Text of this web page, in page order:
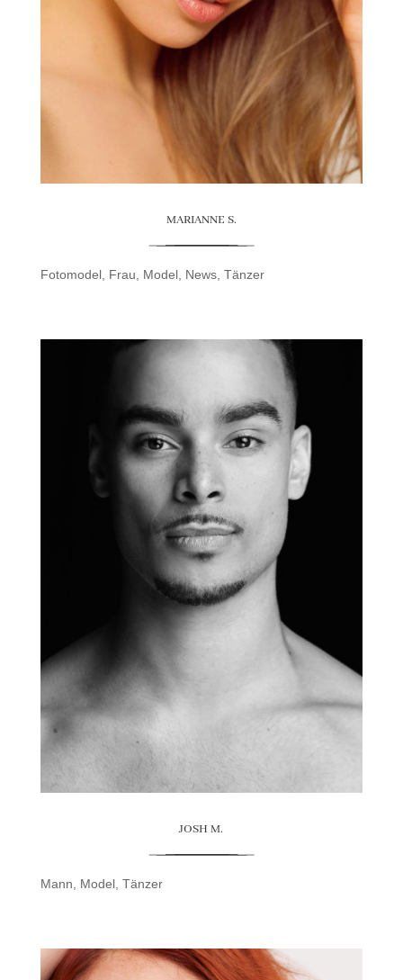
MARIANNE S.
Fotomodel, Frau Model, News, Tänzer
JOSH M.
Mann Model, Tänzer